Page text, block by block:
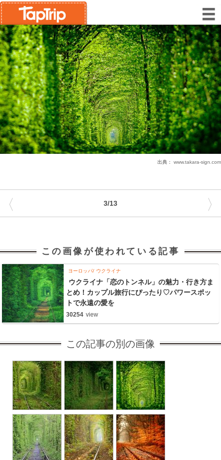
出典： www.takara-sign.com
3/13
〈 〉
この画像が使われている記事
ヨーロッパ ウクライナ
ウクライナ「恋のトンネル」の魅力・行き方ま
とめ！カップル旅行にぴったり♡パワースポッ
トで永遠の愛を
30254 view
この記事の別の画像